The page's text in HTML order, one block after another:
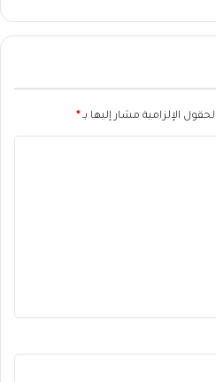
الحقول الإلزامية مشار إليها بـ*